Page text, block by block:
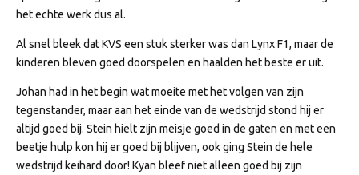
het echte werk dus al.
Al snel bleek dat KVS een stuk sterker was dan Lynx F1, maar de
kinderen bleven goed doorspelen en haalden het beste er uit.
Johan had in het begin wat moeite met het volgen van zijn
tegenstander, maar aan het einde van de wedstrijd stond hij er
altijd goed bij. Stein hielt zijn meisje goed in de gaten en met een
beetje hulp kon hij er goed bij blijven, ook ging Stein de hele
wedstrijd keihard door! Kyan bleef niet alleen goed bij zijn